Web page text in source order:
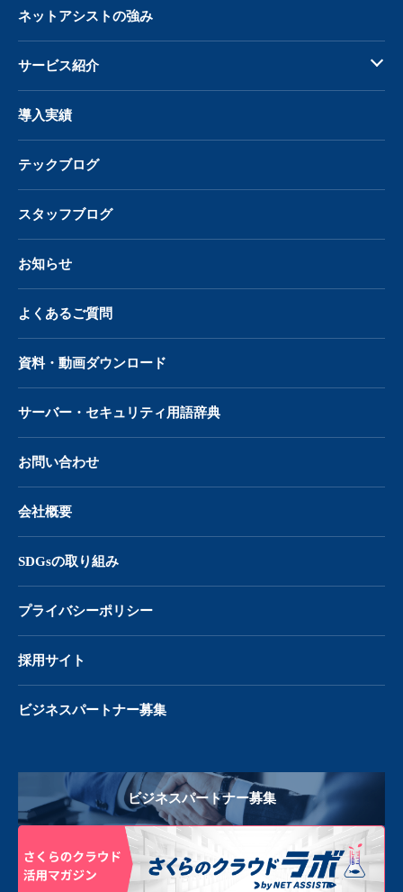
ネットアシストの強み
サービス紹介
導入実績
テックブログ
スタッフブログ
お知らせ
よくあるご質問
資料・動画ダウンロード
サーバー・ セキュリティ用語辞典
お問い合わせ
会社概要
SDGsの取り組み
プライバシーポリシー
採用サイト
ビジネスパートナー募集
ビジネスパートナー募集